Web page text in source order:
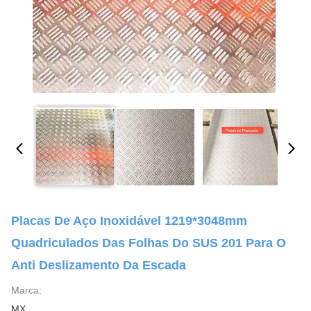
Placas De Aço Inoxidável 1219*3048mm
Quadriculados Das Folhas Do SUS 201 Para O
Anti Deslizamento Da Escada
Marca: